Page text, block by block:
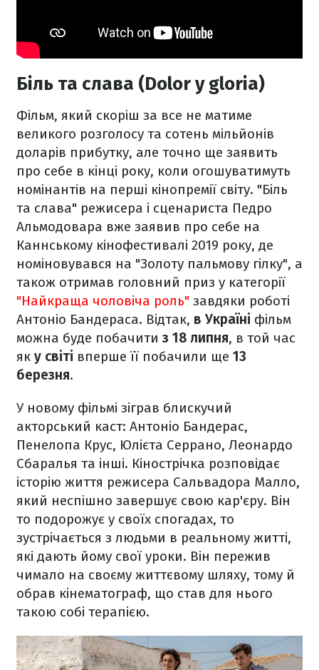
Біль та слава (Dolor y gloria)
Фільм, який скоріш за все не матиме
великого розголосу та сотень мільйонів
доларів прибутку, але точно ще заявить
про себе в кінці року, коли огошуватимуть
номінантів на перші кінопремії світу. "Біль
та слава" режисера і сценариста Педро
Альмодовара вже заявив про себе на
Каннському кінофестивалі 2019 року, де
номіновувався на "Золоту пальмову гілку", а
також отримав головний приз у категорії
"Найкраща чоловіча роль" завдяки роботі
Антоніо Бандераса. Відтак, в Україні фільм
можна буде побачитиз 18 липня, в той час
як у світі вперше її побачили ще 13
березня.
У новому фільмі зіграв блискучий
акторський каст: Антоніо Бандерас,
Пенелопа Крус, Юлієта Серрано, Леонардо
Сбаралья та інші. Кінострічка розповідає
історію життя режисера Сальвадора Малло,
який неспішно завершує свою кар'єру. Він
то подорожує у своїх спогадах, то
зустрічається з людьми в реальному житті,
які дають йому свої уроки. Він пережив
чимало на своєму життєвому шляху, тому й
обрав кінематограф, що став для нього
такою собі терапією.